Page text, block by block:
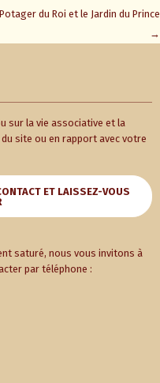
du Roi et le Jardin du Prince
→
sur la vie associative et la
site ou en rapport avec votre
ET LAISSEZ-VOUS
saturé, nous vous invitons à
par téléphone :